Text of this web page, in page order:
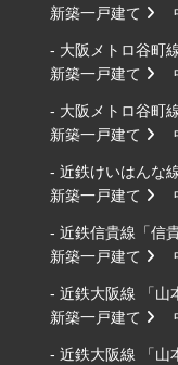
新築一戸建て
- 大阪メトロ谷町
新築一戸建て
- 大阪メトロ谷町
新築一戸建て
- 近鉄けいはんな
新築一戸建て
- 近鉄信貴線「信
新築一戸建て
- 近鉄大阪線 「山
新築一戸建て
- 近鉄大阪線 「山